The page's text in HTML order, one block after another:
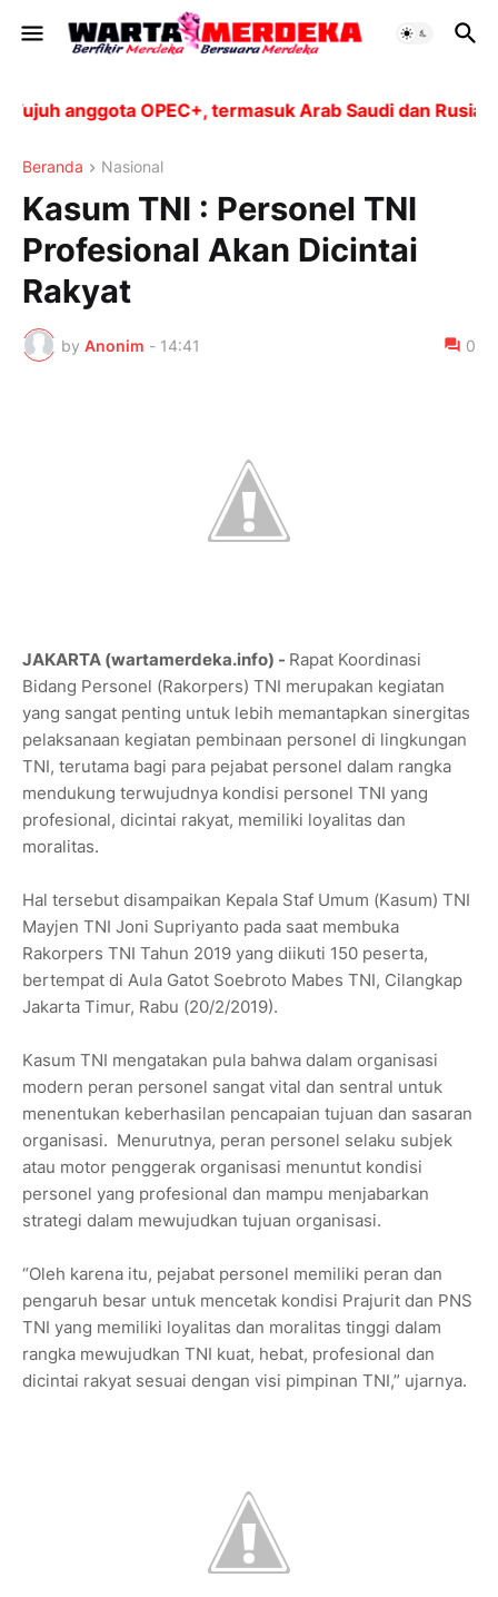
anggota OPEC+, termasuk Arab Saudi dan Rusia,
Beranda Nasional
Kasum TNI : Personel TNI
Profesional Akan Dicintai
Rakyat
by Anonim - 14:41 0
JAKARTA (wartamerdeka.info) - Rapat Koordinasi
Bidang Personel (Rakorpers) TNI merupakan kegiatan
yang sangat penting untuk lebih memantapkan sinergitas
pelaksanaan kegiatan pembinaan personel di lingkungan
TNI, terutama bagi para pejabat personel dalam rangka
mendukung terwujudnya kondisi personel TNI yang
profesional, dicintai rakyat, memiliki loyalitas dan
moralitas.
Hal tersebut disampaikan Kepala Staf Umum (Kasum) TNI
Mayjen TNI Joni Supriyanto pada saat membuka
Rakorpers TNI Tahun 2019 yang diikuti 150 peserta,
bertempat di Aula Gatot Soebroto Mabes TNI, Cilangkap
Jakarta Timur, Rabu (20/2/2019).
Kasum TNI mengatakan pula bahwa dalam organisasi
modern peran personel sangat vital dan sentral untuk
menentukan keberhasilan pencapaian tujuan dan sasaran
organisasi. Menurutnya, peran personel selaku subjek
atau motor penggerak organisasi menuntut kondisi
personel yang profesional dan mampu menjabarkan
strategi dalam mewujudkan tujuan organisasi.
“Oleh karena itu, pejabat personel memiliki peran dan
pengaruh besar untuk mencetak kondisi Prajurit dan PNS
TNI yang memiliki loyalitas dan moralitas tinggi dalam
rangka mewujudkan TNI kuat, hebat, profesional dan
dicintai rakyat sesuai dengan visi pimpinan TNI,” ujarnya.